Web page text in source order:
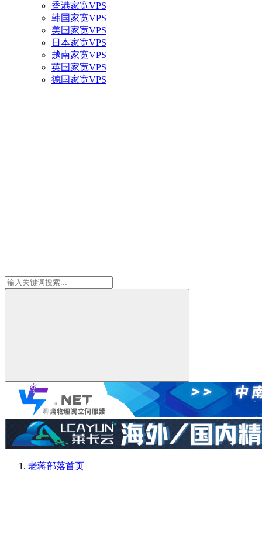
香港家宽VPS
韩国家宽VPS
美国家宽VPS
日本家宽VPS
越南家宽VPS
英国家宽VPS
德国家宽VPS
老蒋部落首页